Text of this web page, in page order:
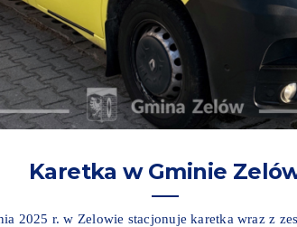
Karetka w Gminie
2025 r. w Zelowie stacjonuje karetka wraz z